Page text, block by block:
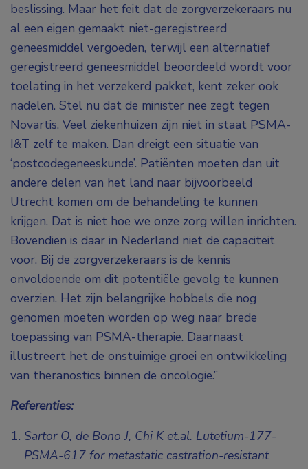
beslissing. Maar het feit dat de zorgverzekeraars nu
al een eigen gemaakt niet-geregistreerd
geneesmiddel vergoeden, terwijl een alternatief
geregistreerd geneesmiddel beoordeeld wordt voor
toelating in het verzekerd pakket, kent zeker ook
nadelen. Stel nu dat de minister nee zegt tegen
Novartis. Veel ziekenhuizen zijn niet in staat PSMA-
I&T zelf te maken. Dan dreigt een situatie van
‘postcodegeneeskunde’. Patiënten moeten dan uit
andere delen van het land naar bijvoorbeeld
Utrecht komen om de behandeling te kunnen
krijgen. Dat is niet hoe we onze zorg willen inrichten.
Bovendien is daar in Nederland niet de capaciteit
voor. Bij de zorgverzekeraars is de kennis
onvoldoende om dit potentiële gevolg te kunnen
overzien. Het zijn belangrijke hobbels die nog
genomen moeten worden op weg naar brede
toepassing van PSMA-therapie. Daarnaast
illustreert het de onstuimige groei en ontwikkeling
van theranostics binnen de oncologie.”
Referenties:
Sartor O, de Bono J, Chi K et.al. Lutetium-177-
PSMA-617 for metastatic castration-resistant